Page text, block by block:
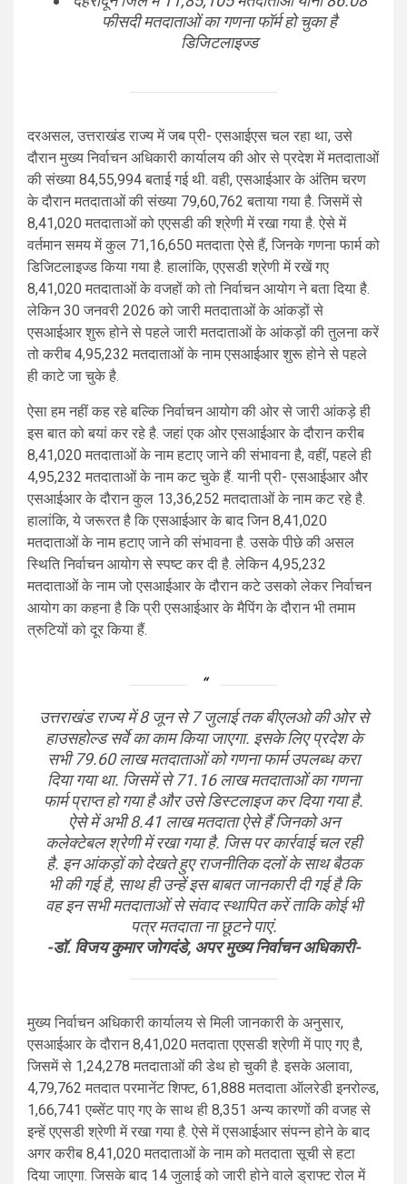
फीसदी मतदाताओं का गणना फॉर्म हो चुका है
डिजिटलाइज्ड
दरअसल, उत्तराखंड राज्य में जब प्री- एसआईएस चल रहा था, उसे
दौरान मुख्य निर्वाचन अधिकारी कार्यालय की ओर से प्रदेश में मतदाताओं
की संख्या 84,55,994 बताई गई थी. वही, एसआईआर के अंतिम चरण
के दौरान मतदाताओं की संख्या 79,60,762 बताया गया है. जिसमें से
8,41,020 मतदाताओं को एएसडी की श्रेणी में रखा गया है. ऐसे में
वर्तमान समय में कुल 71,16,650 मतदाता ऐसे हैं, जिनके गणना फार्म को
डिजिटलाइज्ड किया गया है. हालांकि, एएसडी श्रेणी में रखें गए
8,41,020 मतदाताओं के वजहों को तो निर्वाचन आयोग ने बता दिया है.
लेकिन 30 जनवरी 2026 को जारी मतदाताओं के आंकड़ों से
एसआईआर शुरू होने से पहले जारी मतदाताओं के आंकड़ों की तुलना करें
तो करीब 4,95,232 मतदाताओं के नाम एसआईआर शुरू होने से पहले
ही काटे जा चुके है.
ऐसा हम नहीं कह रहे बल्कि निर्वाचन आयोग की ओर से जारी आंकड़े ही
इस बात को बयां कर रहे है. जहां एक ओर एसआईआर के दौरान करीब
8,41,020 मतदाताओं के नाम हटाए जाने की संभावना है, वहीं, पहले ही
4,95,232 मतदाताओं के नाम कट चुके हैं. यानी प्री- एसआईआर और
एसआईआर के दौरान कुल 13,36,252 मतदाताओं के नाम कट रहे है.
हालांकि, ये जरूरत है कि एसआईआर के बाद जिन 8,41,020
मतदाताओं के नाम हटाए जाने की संभावना है. उसके पीछे की असल
स्थिति निर्वाचन आयोग से स्पष्ट कर दी है. लेकिन 4,95,232
मतदाताओं के नाम जो एसआईआर के दौरान कटे उसको लेकर निर्वाचन
आयोग का कहना है कि प्री एसआईआर के मैपिंग के दौरान भी तमाम
त्रुटियों को दूर किया हैं.
उत्तराखंड राज्य में 8 जून से 7 जुलाई तक बीएलओ की ओर से
हाउसहोल्ड सर्वे का काम किया जाएगा. इसके लिए प्रदेश के
सभी 79.60 लाख मतदाताओं को गणना फार्म उपलब्ध करा
दिया गया था. जिसमें से 71.16 लाख मतदाताओं का गणना
फार्म प्राप्त हो गया है और उसे डिस्टलाइज कर दिया गया है.
ऐसे में अभी 8.41 लाख मतदाता ऐसे हैं जिनको अन
कलेक्टेबल श्रेणी में रखा गया है. जिस पर कार्रवाई चल रही
है. इन आंकड़ों को देखते हुए राजनीतिक दलों के साथ बैठक
भी की गई है, साथ ही उन्हें इस बाबत जानकारी दी गई है कि
वह इन सभी मतदाताओं से संवाद स्थापित करें ताकि कोई भी
पत्र मतदाता ना छूटने पाएं.
-डॉ. विजय कुमार जोगदंडे, अपर मुख्य निर्वाचन अधिकारी-
मुख्य निर्वाचन अधिकारी कार्यालय से मिली जानकारी के अनुसार,
एसआईआर के दौरान 8,41,020 मतदाता एएसडी श्रेणी में पाए गए है,
जिसमें से 1,24,278 मतदाताओं की डेथ हो चुकी है. इसके अलावा,
4,79,762 मतदात परमानेंट शिफ्ट, 61,888 मतदाता ऑलरेडी इनरोल्ड,
1,66,741 एब्सेंट पाए गए के साथ ही 8,351 अन्य कारणों की वजह से
इन्हें एएसडी श्रेणी में रखा गया है. ऐसे में एसआईआर संपन्न होने के बाद
अगर करीब 8,41,020 मतदाताओं के नाम को मतदाता सूची से हटा
दिया जाएगा. जिसके बाद 14 जुलाई को जारी होने वाले ड्राफ्ट रोल में